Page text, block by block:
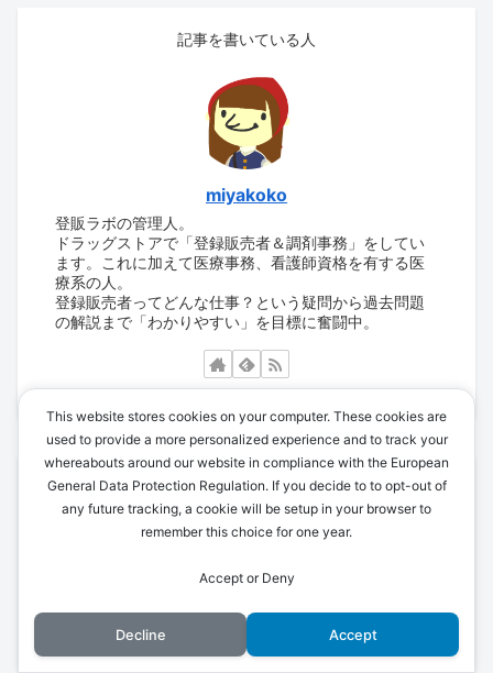
記事を書いている人
miyakoko
登販ラボの管理人。
ドラッグストアで「登録販売者＆調剤事務」をしてい
ます。これに加えて医療事務、看護師資格を有する医
療系の人。
登録販売者ってどんな仕事？という疑問から過去問題
の解説まで「わかりやすい」を目標に奮闘中。
カテゴリー
過去問題・解説まとめ 2
学習方法・ポイント 4
This website stores cookies on your computer. These cookies are
used to provide a more personalized experience and to track your
whereabouts around our website in compliance with the European
General Data Protection Regulation. If you decide to to opt-out of
any future tracking, a cookie will be setup in your browser to
remember this choice for one year.
Accept or Deny
Decline Accept